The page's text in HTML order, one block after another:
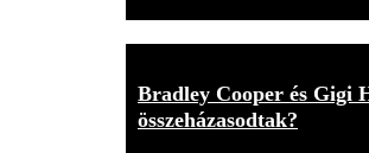
Bradley Cooper és Gigi
összeházasodtak?